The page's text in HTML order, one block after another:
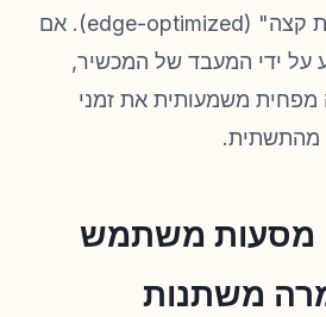
בענן" ל"אופטימיזציית קצה" (edge-optimized). אם
על ידי המעבד של המכשיר,
מפחית משמעותית את זמני
מהתשתית.
מסעות משתמש
משתנות